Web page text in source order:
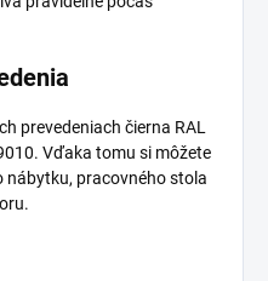
prevedeniach čierna RAL
Vďaka tomu si môžete
pracovného stola